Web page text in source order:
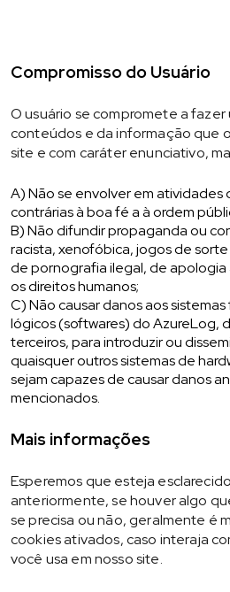
Compromisso do Usuário
O usuário se compromete a
conteúdos e da informação que
site e com caráter enunciativo,
A) Não se envolver em atividades
contrárias à boa fé a à ordem
B) Não difundir propaganda ou
racista, xenofóbica, jogos de
de pornografia ilegal, de apologia
os direitos humanos;
C) Não causar danos aos
lógicos (softwares) do AzureLog,
terceiros, para introduzir ou
quaisquer outros sistemas de
sejam capazes de causar danos
mencionados.
Mais informações
Esperemos que esteja
anteriormente, se houver algo
se precisa ou não, geralmente é
cookies ativados, caso interaja
você usa em nosso site.